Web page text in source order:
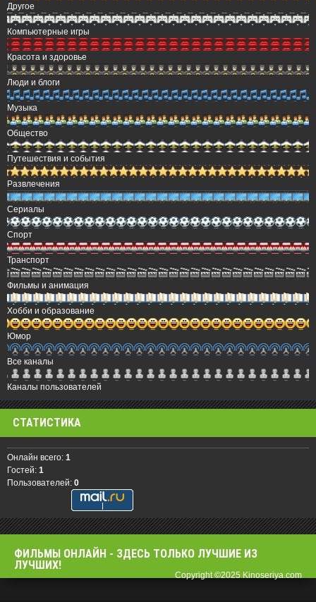
Другое
Компьютерные игры
Красота и здоровье
Люди и блоги
Музыка
Общество
Путешествия и события
Развлечения
Сериалы
Спорт
Транспорт
Фильмы и анимация
Хобби и образование
Юмор
Все каналы
Каналы пользователей
СТАТИСТИКА
Онлайн всего: 1
Гостей: 1
Пользователей: 0
ФИЛЬМЫ OНЛАЙН - ЗДЕСЬ ТОЛЬКО ЛУЧШИЕ ИЗ
ЛУЧШИХ!
Copyright ©2025 Kinoseriya.com